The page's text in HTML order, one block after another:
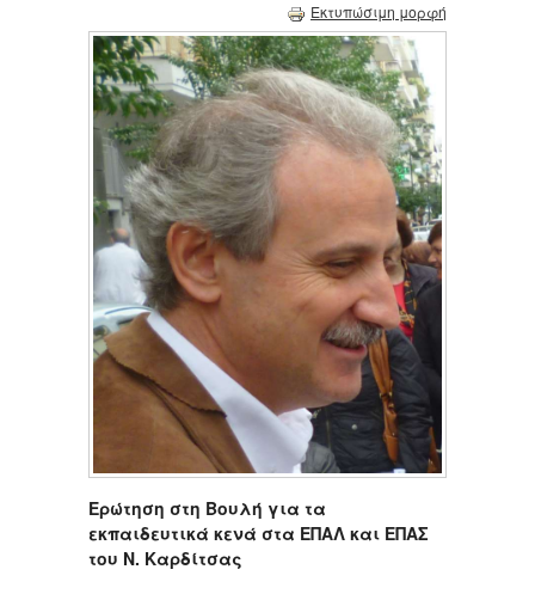
Εκτυπώσιμη μορφή
Ερώτηση στη Βουλή για τα
εκπαιδευτικά κενά στα ΕΠΑΛ και ΕΠΑΣ
του Ν. Καρδίτσας